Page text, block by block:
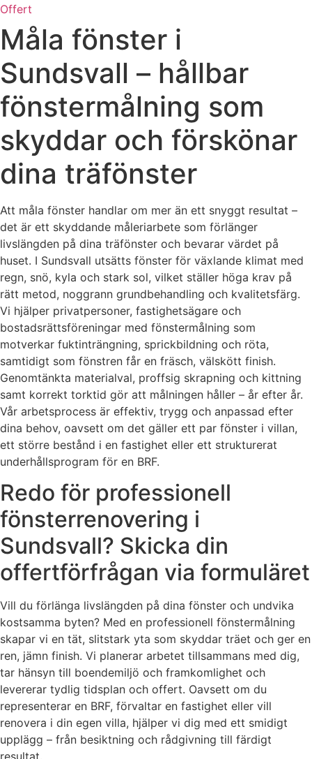
Offert
Måla fönster i
Sundsvall – hållbar
fönstermålning som
skyddar och förskönar
dina träfönster
Att måla fönster handlar om mer än ett snyggt resultat –
det är ett skyddande måleriarbete som förlänger
livslängden på dina träfönster och bevarar värdet på
huset. I Sundsvall utsätts fönster för växlande klimat med
regn, snö, kyla och stark sol, vilket ställer höga krav på
rätt metod, noggrann grundbehandling och kvalitetsfärg.
Vi hjälper privatpersoner, fastighetsägare och
bostadsrättsföreningar med fönstermålning som
motverkar fuktinträngning, sprickbildning och röta,
samtidigt som fönstren får en fräsch, välskött finish.
Genomtänkta materialval, proffsig skrapning och kittning
samt korrekt torktid gör att målningen håller – år efter år.
Vår arbetsprocess är effektiv, trygg och anpassad efter
dina behov, oavsett om det gäller ett par fönster i villan,
ett större bestånd i en fastighet eller ett strukturerat
underhållsprogram för en BRF.
Redo för professionell
fönsterrenovering i
Sundsvall? Skicka din
offertförfrågan via formuläret
Vill du förlänga livslängden på dina fönster och undvika
kostsamma byten? Med en professionell fönstermålning
skapar vi en tät, slitstark yta som skyddar träet och ger en
ren, jämn finish. Vi planerar arbetet tillsammans med dig,
tar hänsyn till boendemiljö och framkomlighet och
levererar tydlig tidsplan och offert. Oavsett om du
representerar en BRF, förvaltar en fastighet eller vill
renovera i din egen villa, hjälper vi dig med ett smidigt
upplägg – från besiktning och rådgivning till färdigt